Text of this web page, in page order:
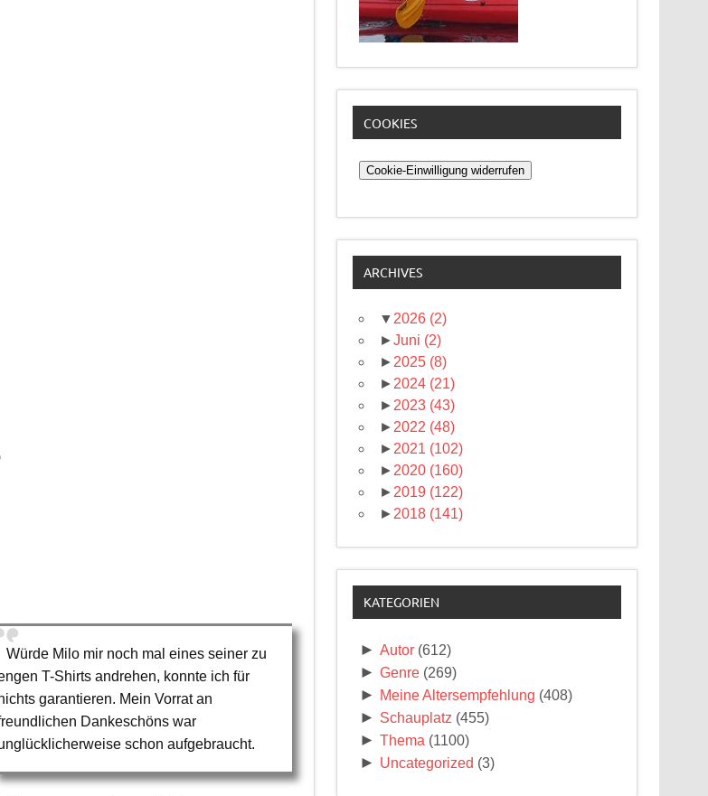
Würde Milo mir noch mal eines seiner zu
T-Shirts andrehen, konnte ich für
garantieren. Mein Vorrat an
Dankeschöns war
schon aufgebraucht.
COOKIES
Cookie-Einwilligung widerrufen
ARCHIVES
▼ 2026 (2)
►Juni (2)
► 2025 (8)
► 2024 (21)
► 2023 (43)
► 2022 (48)
► 2021 (102)
► 2020 (160)
► 2019 (122)
► 2018 (141)
KATEGORIEN
► Autor (612)
► Genre (269)
► Meine Altersempfehlung (408)
► Schauplatz (455)
► Thema (1100)
► Uncategorized (3)